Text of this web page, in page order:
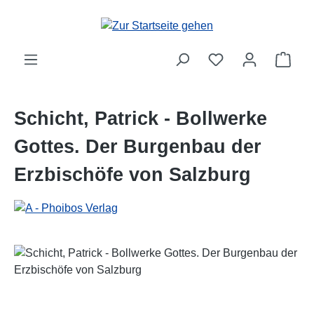
Zum Hauptinhalt springen
Schicht, Patrick - Bollwerke
Gottes. Der Burgenbau der
Erzbischöfe von Salzburg
Bildergalerie überspringen